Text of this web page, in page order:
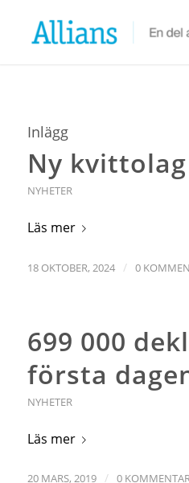
Inlägg
Ny kvittolag
NYHETER
Läs mer
18 OKTOBER, 2024 / 0
699 000
första
NYHETER
Läs mer
20 MARS, 2019 / 0